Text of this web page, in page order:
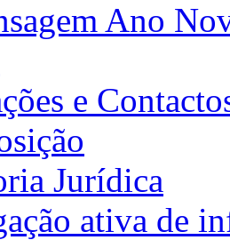
Ano
e
Jurídica
ativa de